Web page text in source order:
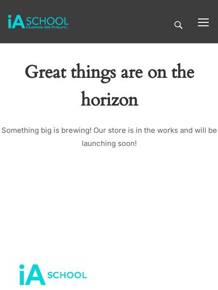
Great things are on the
horizon
Something big is brewing! Our store is in the works and will be
launching soon!